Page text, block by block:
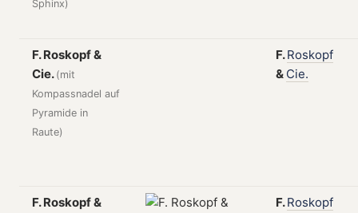
Sphinx)
F. Roskopf &
Cie. (mit
Kompassnadel auf
Pyramide in
Raute)
F.Roskopf
& Cie.
F. Roskopf &
F.Roskopf